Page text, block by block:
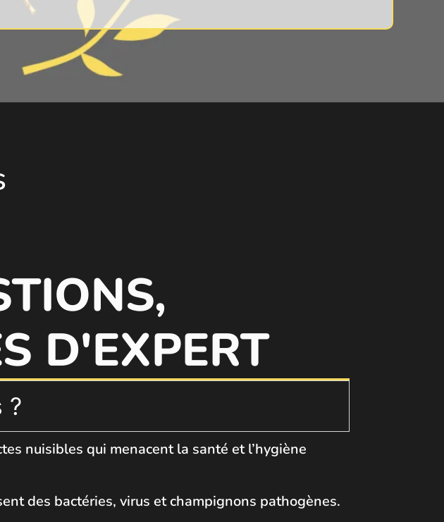
D'EXPERT
?
nuisibles qui menacent la santé et l’hygiène
des bactéries, virus et champignons pathogènes.